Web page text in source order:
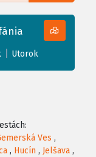
Utorok
Ves ,
, Hucín , Jelšava ,